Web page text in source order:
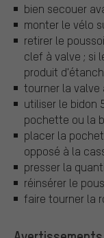
bien secouer
monter le vélo
retirer le
clef à valve ; si
produit
tourner la valve
utiliser le bidon
pochette ou la
placer la
opposé à la
presser la
réinsérer le
faire tourner la